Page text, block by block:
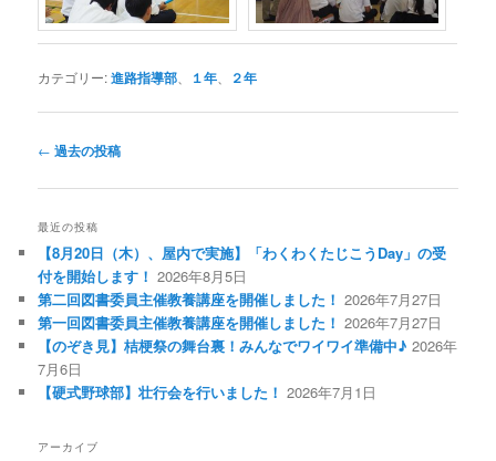
カテゴリー:進路指導部 １年 ２年
投
ナ
ー
シ
ョ
ン
← 過去の投稿
最近の投稿
【8月20日（木）、屋内で実施】「わくわくたじこうDay」の受
付を開始します！ 2026年8月5日
第二回図書委員主催教養講座を開催しました！ 2026年7月27日
第一回図書委員主催教養講座を開催しました！ 2026年7月27日
【のぞき見】桔梗祭の舞台裏！みんなでワイワイ準備中♪ 2026年
7月6日
【硬式野球部】壮行会を行いました！ 2026年7月1日
アーカイブ